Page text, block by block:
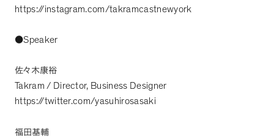
https://instagram.com/takramcastnewyork
●Speaker
佐々木康裕
Takram / Director, Business Designer
https://twitter.com/yasuhirosasaki
福田基輔